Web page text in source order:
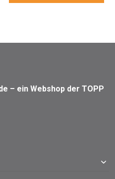
– ein Webshop der TOPP